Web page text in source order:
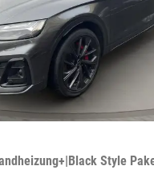
Style